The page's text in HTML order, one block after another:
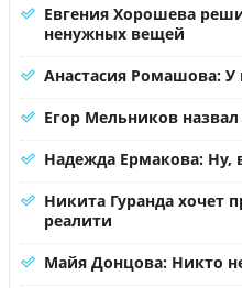
Евгения Хорошева
ненужных вещей
Анастасия Ромашова: У
Егор Мельников
Надежда Ермакова: Ну,
Никита Гуранда хочет
реалити
Майя Донцова: Никто